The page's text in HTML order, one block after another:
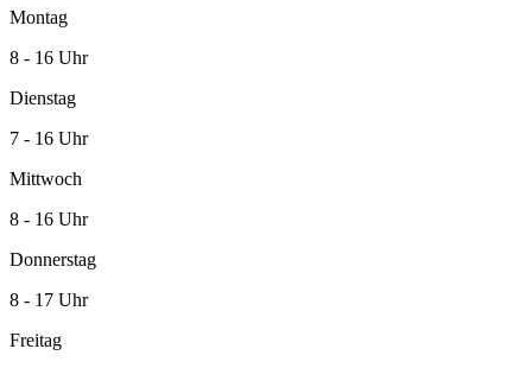
Montag
8 - 16 Uhr
Dienstag
7 - 16 Uhr
Mittwoch
8 - 16 Uhr
Donnerstag
8 - 17 Uhr
Freitag